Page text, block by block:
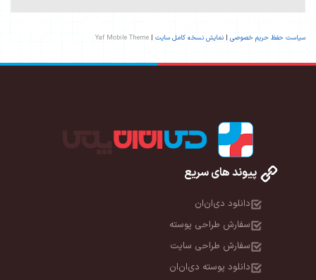
سیاست حفظ حریم خصوصی | نمایش نسخه کامل سایت |
Yaf Mobile Theme
پیوند های سریع
دانلود دی‌ان‌ان
سفارش طراحی پوسته
سفارش طراحی سایت
دانلود پوسته دی‌ان‌ان